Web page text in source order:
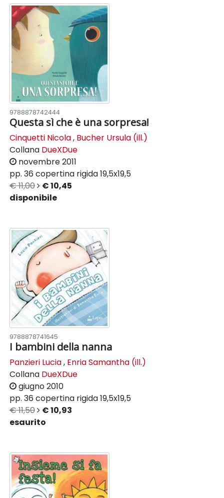
9788878742444
Questa sì che è una sorpresa!
Cinquetti Nicola, Bucher Ursula (ill.)
Collana DueXDue
novembre 2011
pp. 36 copertina rigida19,5x19,5
€ 11,00
€ 10,45
disponibile
9788878741645
I bambini della nanna
Panzieri Lucia, Enria Samantha (ill.)
Collana DueXDue
giugno 2010
pp. 36 copertina rigida19,5x19,5
€ 11,50
€ 10,93
esaurito